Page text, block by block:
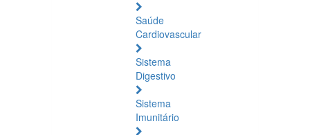
Saúde
Cardiovascular
Sistema
Digestivo
Sistema
Imunitário